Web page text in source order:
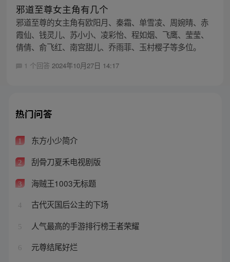
邪道至尊女主角有几个
邪道至尊的女主角有欧阳月、秦霜、单雪凌、周婉晴、赤
霞仙、钱灵儿、苏小小、凌彩怡、程如烟、飞鹰、莹莹、
倩倩、俞飞红、南宫甜儿、乔雨菲、玉村樱子等多位。
1 个回答 2024年10月27日 14:17
热门问答
1 东方小少简介
2 刮骨刀夏禾电视剧版
3 海贼王1003无标题
4 古代灭国后公主的下场
5 人气最高的手游排行榜王者荣耀
6 元尊结尾好烂